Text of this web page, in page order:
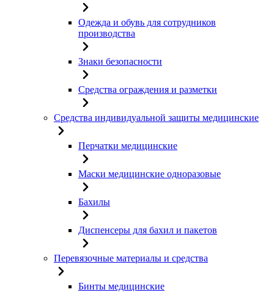
Одежда и обувь для сотрудников
производства
Знаки безопасности
Средства ограждения и разметки
Средства индивидуальной защиты медицинские
Перчатки медицинские
Маски медицинские одноразовые
Бахилы
Диспенсеры для бахил и пакетов
Перевязочные материалы и средства
Бинты медицинские